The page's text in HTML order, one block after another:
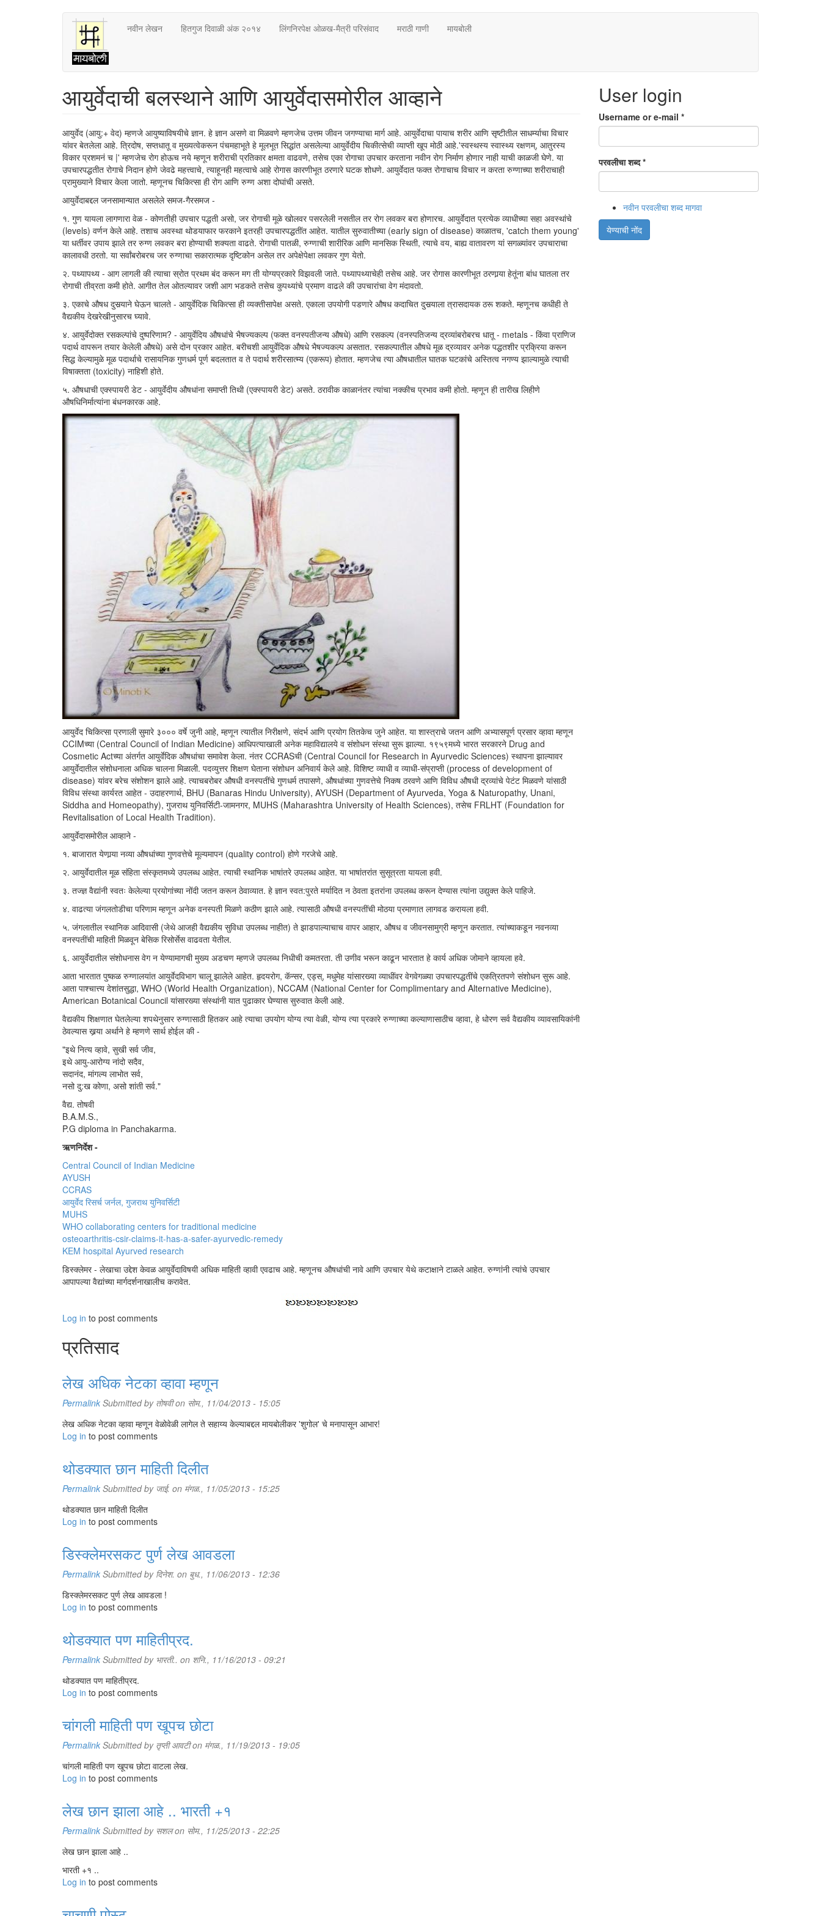
नवीन लेखन हितगुज दिवाळी अंक २०१४ लिंगनिरपेक्ष ओळख-मैत्री परिसंवाद मराठी गाणी मायबोली
आयुर्वेदाची बलस्थाने आणि आयुर्वेदासमोरील आव्हाने
आयुर्वेद (आयु:+ वेद) म्हणजे आयुष्याविषयीचे ज्ञान. हे ज्ञान असणे वा मिळवणे म्हणजेच उत्तम जीवन जगण्याचा मार्ग आहे. आयुर्वेदाचा पायाच शरीर आणि सृष्टीतील साधर्म्याचा विचार
यांवर बेतलेला आहे. त्रिदोष, सप्तधातू व मुख्यत्वेकरून पंचमहाभूते हे मूलभूत सिद्धांत असलेल्या आयुर्वेदीय चिकीत्सेची व्याप्ती खूप मोठी आहे.'स्वस्थस्य स्वास्थ्य रक्षणम्, आतुरस्य
विकार प्रशमनं च |' म्हणजेच रोग होऊच नये म्हणून शरीराची प्रतिकार क्षमता वाढवणे, तसेच एका रोगाचा उपचार करताना नवीन रोग निर्माण होणार नाही याची काळजी घेणे. या
उपचारपद्धतीत रोगाचे निदान होणे जेवढे महत्त्वाचे, त्याहूनही महत्वाचे आहे रोगास कारणीभूत ठरणारे घटक शोधणे. आयुर्वेदात फक्त रोगाचाच विचार न करता रुग्णाच्या शरीराचाही
प्रामुख्याने विचार केला जातो. म्हणूनच चिकित्सा ही रोग आणि रुग्ण अशा दोघांची असते.
आयुर्वेदाबद्दल जनसामान्यात असलेले समज-गैरसमज -
१. गुण यायला लागणारा वेळ - कोणतीही उपचार पद्धती असो, जर रोगाची मूळे खोलवर पसरलेली नसतील तर रोग लवकर बरा होणारच. आयुर्वेदात प्रत्येक व्याधीच्या सहा अवस्थांचे
(levels) वर्णन केले आहे. तशाच अवस्था थोडयाफार फरकाने इतरही उपचारपद्धतींत आहेत. यातील सुरुवातीच्या (early sign of disease) काळातच, 'catch them young'
या धर्तीवर उपाय झाले तर रुग्ण लवकर बरा होण्याची शक्यता वाढते. रोगाची पातळी, रुग्णाची शारीरिक आणि मानसिक स्थिती, त्याचे वय, बाह्य वातावरण यां सगळ्यांवर उपचाराचा
कालावधी ठरतो. या सर्वांबरोबरच जर रुग्णाचा सकारात्मक दृष्टिकोन असेल तर अपेक्षेपेक्षा लवकर गुण येतो.
२. पथ्यापथ्य - आग लागली की त्याचा स्रोत प्रथम बंद करून मग ती योग्यप्रकारे विझवली जाते. पथ्यापथ्याचेही तसेच आहे. जर रोगास कारणीभूत ठरणार्‍या हेतूंना बांध घातला तर
रोगाची तीव्रता कमी होते. आगीत तेल ओतल्यावर जशी आग भडकते तसेच कुपथ्यांचे प्रमाण वाढले की उपचारांचा वेग मंदावतो.
३. एकाचे औषध दुसर्‍याने घेऊन चालते - आयुर्वेदिक चिकित्सा ही व्यक्तीसापेक्ष असते. एकाला उपयोगी पडणारे औषध कदाचित दुसर्‍याला त्रासदायक ठरू शकते. म्हणूनच कधीही ते
वैद्यकीय देखरेखीनुसारच घ्यावे.
४. आयुर्वेदोक्त रसकल्पांचे दुष्परिणाम? - आयुर्वेदिय औषधांचे भैषज्यकल्प (फक्त वनस्पतीजन्य औषधे) आणि रसकल्प (वनस्पतिजन्य द्रव्यांबरोबरच धातू - metals - किंवा प्राणिज
पदार्थ वापरून तयार केलेली औषधे) असे दोन प्रकार आहेत. बरीचशी आयुर्वेदिक औषधे भैषज्यकल्प असतात. रसकल्पातील औषधे मूळ द्रव्यावर अनेक पद्धतशीर प्रक्रिया करून
सिद्ध केल्यामुळे मूळ पदार्थाचे रासायनिक गुणधर्म पूर्ण बदलतात व ते पदार्थ शरीरसात्म्य (एकरूप) होतात. म्हणजेच त्या औषधातील घातक घटकांचे अस्तित्व नगण्य झाल्यामुळे त्याची
विषाक्तता (toxicity) नाहिशी होते.
५. औषधाची एक्स्पायरी डेट - आयुर्वेदीय औषधांना समाप्ती तिथी (एक्स्पायरी डेट) असते. ठरावीक काळानंतर त्यांचा नक्कीच प्रभाव कमी होतो. म्हणून ही तारीख लिहीणे
औषधिनिर्मात्यांना बंधनकारक आहे.
आयुर्वेद चिकित्सा प्रणाली सुमारे ३००० वर्षे जुनी आहे, म्हणून त्यातील निरीक्षणे, संदर्भ आणि प्रयोग तितकेच जुने आहेत. या शास्त्राचे जतन आणि अभ्यासपूर्ण प्रसार व्हावा म्हणून
CCIMच्या (Central Council of Indian Medicine) आधिपत्याखाली अनेक महाविद्यालये व संशोधन संस्था सुरू झाल्या. १९५९मध्ये भारत सरकारने Drug and
Cosmetic Actच्या अंतर्गत आयुर्वेदिक औषधांचा समावेश केला. नंतर CCRASची (Central Council for Research in Ayurvedic Sciences) स्थापना झाल्यावर
आयुर्वेदातील संशोधनाला अधिक चालना मिळाली. पदव्युत्तर शिक्षण घेताना संशोधन अनिवार्य केले आहे. विशिष्ट व्याधी व व्याधी-संप्राप्ती (process of development of
disease) यांवर बरेच संशोशन झाले आहे. त्याचबरोबर औषधी वनस्पतींचे गुणधर्म तपासणे, औषधांच्या गुणवत्तेचे निकष ठरवणे आणि विविध औषधी द्रव्यांचे पेटंट मिळवणे यांसाठी
विविध संस्था कार्यरत आहेत - उदाहरणार्थ, BHU (Banaras Hindu University), AYUSH (Department of Ayurveda, Yoga & Naturopathy, Unani,
Siddha and Homeopathy), गुजराथ युनिवर्सिटी-जामनगर, MUHS (Maharashtra University of Health Sciences), तसेच FRLHT (Foundation for
Revitalisation of Local Health Tradition).
आयुर्वेदासमोरील आव्हाने -
१. बाजारात येणार्‍या नव्या औषधांच्या गुणवत्तेचे मूल्यमापन (quality control) होणे गरजेचे आहे.
२. आयुर्वेदातील मूळ संहिता संस्कृतमध्ये उपलब्ध आहेत. त्याची स्थानिक भाषांतरे उपलब्ध आहेत. या भाषांतरांत सुसूत्रता यायला हवी.
३. तज्ज्ञ वैद्यांनी स्वतः केलेल्या प्रयोगांच्या नोंदी जतन करून ठेवाव्यात. हे ज्ञान स्वत:पुरते मर्यादित न ठेवता इतरांना उपलब्ध करून देण्यास त्यांना उद्युक्त केले पाहिजे.
४. वाढत्या जंगलतोडीचा परिणाम म्हणून अनेक वनस्पती मिळणे कठीण झाले आहे. त्यासाठी औषधी वनस्पतींची मोठया प्रमाणात लागवड करायला हवी.
५. जंगलातील स्थानिक आदिवासी (जेथे आजही वैद्यकीय सुविधा उपलब्ध नाहीत) ते झाडपाल्याचाच वापर आहार, औषध व जीवनसामुग्री म्हणून करतात. त्यांच्याकडून नवनव्या
वनस्पतींची माहिती मिळवून बेसिक रिसोर्सेस वाढवता येतील.
६. आयुर्वेदातील संशोधनास वेग न येण्यामागची मुख्य अडचण म्हणजे उपलब्ध निधीची कमतरता. ती उणीव भरून काढून भारतात हे कार्य अधिक जोमाने व्हायला हवे.
आता भारतात पुष्कळ रुग्णालयांत आयुर्वेदविभाग चालू झालेले आहेत. हृदयरोग, कॅन्सर, एड्स्, मधुमेह यांसारख्या व्याधींवर वेगवेगळ्या उपचारपद्धतींचे एकत्रितपणे संशोधन सुरू आहे.
आता पाश्चात्त्य देशांतसुद्धा, WHO (World Health Organization), NCCAM (National Center for Complimentary and Alternative Medicine),
American Botanical Council यांसारख्या संस्थांनी यात पुढाकार घेण्यास सुरुवात केली आहे.
वैद्यकीय शिक्षणात घेतलेल्या शपथेनुसार रुग्णासाठी हितकर आहे त्याचा उपयोग योग्य त्या वेळी, योग्य त्या प्रकारे रुग्णाच्या कल्याणासाठीच व्हावा, हे धोरण सर्व वैद्यकीय व्यावसायिकांनी
ठेवल्यास खर्‍या अर्थाने हे म्हणणे सार्थ होईल की -
"इथे नित्य व्हावे, सुखी सर्व जीव,
इथे आयु-आरोग्य नांदो सदैव,
सदानंद, मांगल्य लाभोत सर्व,
नसो दु:ख कोणा, असो शांती सर्व."
वैद्य. तोषवी
B.A.M.S.,
P.G diploma in Panchakarma.
ऋणनिर्देश -
Central Council of Indian Medicine
AYUSH
CCRAS
आयुर्वेद रिसर्च जर्नल, गुजराथ युनिवर्सिटी
MUHS
WHO collaborating centers for traditional medicine
osteoarthritis-csir-claims-it-has-a-safer-ayurvedic-remedy
KEM hospital Ayurved research
डिस्क्लेमर - लेखाचा उद्देश केवळ आयुर्वेदाविषयी अधिक माहिती व्हावी एवढाच आहे. म्हणूनच औषधांची नावे आणि उपचार येथे कटाक्षाने टाळले आहेत. रुग्णांनी त्यांचे उपचार
आपापल्या वैद्यांच्या मार्गदर्शनाखालीच करावेत.
Log in to post comments
प्रतिसाद
लेख अधिक नेटका व्हावा म्हणून
Permalink Submitted by तोषवीon सोम., 11/04/2013 - 15:05
लेख अधिक नेटका व्हावा म्हणून वेळोवेळी लागेल ते सहाय्य केल्याबद्दल मायबोलीकर 'शुगोल' चे मनापासून आभार!
Log in to post comments
थोडक्यात छान माहिती दिलीत
Permalink Submitted by जाई. on मंगळ., 11/05/2013 - 15:25
थोडक्यात छान माहिती दिलीत
Log in to post comments
डिस्क्लेमरसकट पुर्ण लेख आवडला
Permalink Submitted by दिनेश. on बुध., 11/06/2013 - 12:36
डिस्क्लेमरसकट पुर्ण लेख आवडला !
Log in to post comments
थोडक्यात पण माहितीप्रद.
Permalink Submitted by भारती.. on शनि., 11/16/2013 - 09:21
थोडक्यात पण माहितीप्रद.
Log in to post comments
चांगली माहिती पण खूपच छोटा
Permalink Submitted by तृप्ती आवटीon मंगळ., 11/19/2013 - 19:05
चांगली माहिती पण खूपच छोटा वाटला लेख.
Log in to post comments
लेख छान झाला आहे .. भारती +१
Permalink Submitted by सशलon सोम., 11/25/2013 - 22:25
लेख छान झाला आहे ..
भारती +१ ..
Log in to post comments
User login
Username or e-mail *
परवलीचा शब्द*
नवीन परवलीचा शब्द मागवा
येण्याची नोंद